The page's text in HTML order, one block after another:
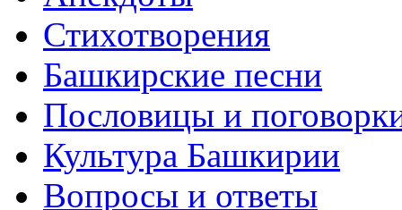
Стихотворения
Башкирские песни
Пословицы и
Культура Башкирии
Вопросы и ответы